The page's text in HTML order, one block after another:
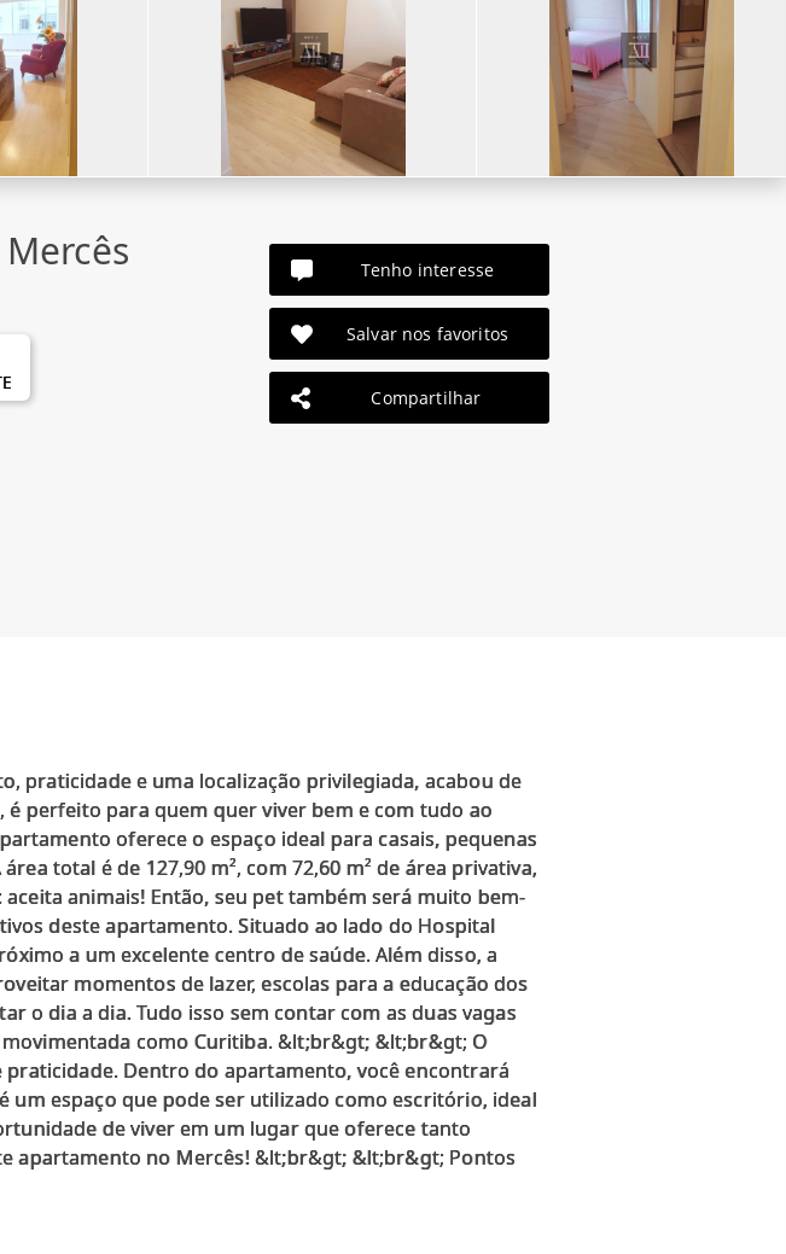
Tenho interesse
Salvar nos favoritos
Compartilhar
praticidade e uma localização privilegiada, acabou de
perfeito para quem quer viver bem e com tudo ao
oferece o espaço ideal para casais, pequenas
total é de 127,90 m², com 72,60 m² de área privativa,
animais! Então, seu pet também será muito bem-
deste apartamento. Situado ao lado do Hospital
a um excelente centro de saúde. Além disso, a
momentos de lazer, escolas para a educação dos
o dia a dia. Tudo isso sem contar com as duas vagas
como Curitiba. &lt;br&gt; &lt;br&gt; O
Dentro do apartamento, você encontrará
um espaço que pode ser utilizado como escritório, ideal
de viver em um lugar que oferece tanto
apartamento no Mercês! &lt;br&gt; &lt;br&gt; Pontos